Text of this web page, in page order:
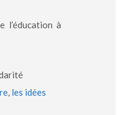
l’éducation à
, les idées